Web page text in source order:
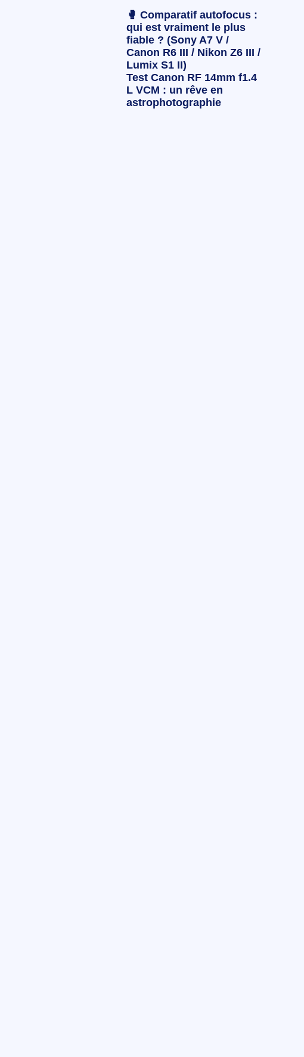
🥊 Comparatif autofocus :
qui est vraiment le plus
fiable ? (Sony A7 V /
Canon R6 III / Nikon Z6 III /
Lumix S1 II)
Test Canon RF 14mm f1.4
L VCM : un rêve en
astrophotographie